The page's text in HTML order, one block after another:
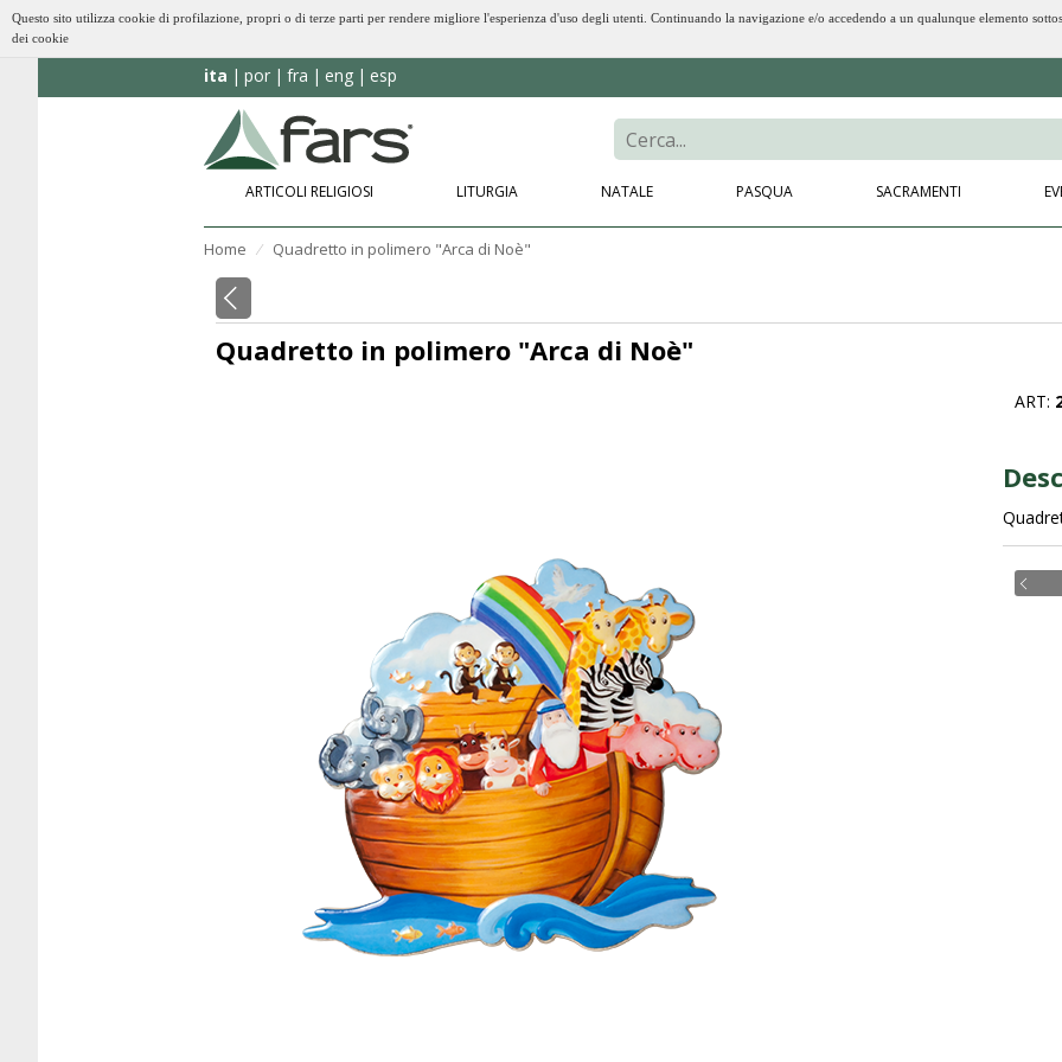
Questo sito utilizza cookie di profilazione, propri o di terze parti per rendere migliore l'esperienza d'uso degli utenti. Continuando la navigazione e/o accedendo a un qualunque elemento
dei cookie
ita por fra eng esp
ARTICOLI RELIGIOSI LITURGIA NATALE PASQUA SACRAMENTI
Home ⁄ Quadretto in polimero "Arca di Noè"
Quadretto in polimero "Arca di Noè"
ART: